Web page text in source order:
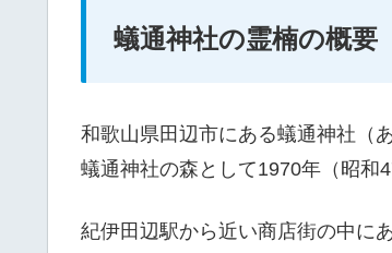
蟻通神社の霊楠の概要
和歌山県田辺市にある蟻通神社（
蟻通神社の森として1970年（昭和
紀伊田辺駅から近い商店街の中に